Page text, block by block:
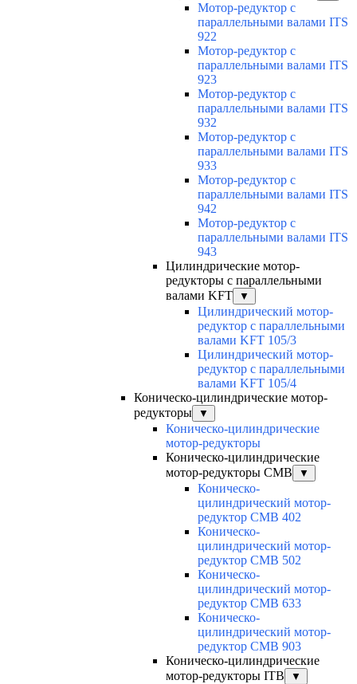
Мотор-редуктор с
параллельными валами ITS
922
Мотор-редуктор с
параллельными валами ITS
923
Мотор-редуктор с
параллельными валами ITS
932
Мотор-редуктор с
параллельными валами ITS
933
Мотор-редуктор с
параллельными валами ITS
942
Мотор-редуктор с
параллельными валами ITS
943
Цилиндрические мотор-
редукторы с параллельными
валами KFT
▼
Цилиндрический мотор-
редуктор с параллельными
валами KFT 105/3
Цилиндрический мотор-
редуктор с параллельными
валами KFT 105/4
Коническо-цилиндрические мотор-
редукторы
▼
Коническо-цилиндрические
мотор-редукторы
Коническо-цилиндрические
мотор-редукторы CMB
▼
Коническо-
цилиндрический мотор-
редуктор CMB 402
Коническо-
цилиндрический мотор-
редуктор CMB 502
Коническо-
цилиндрический мотор-
редуктор CMB 633
Коническо-
цилиндрический мотор-
редуктор CMB 903
Коническо-цилиндрические
мотор-редукторы ITB
▼